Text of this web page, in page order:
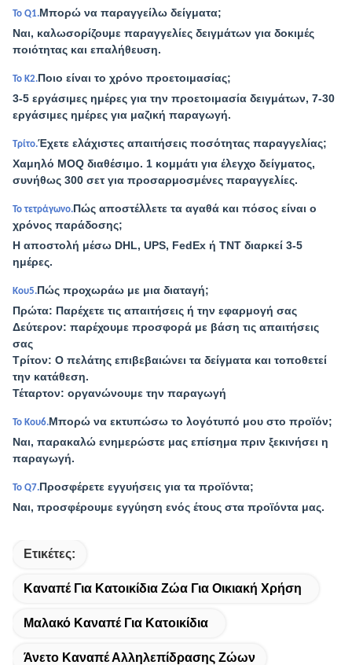
Το Q1.Μπορώ να παραγγείλω δείγματα;
Ναι, καλωσορίζουμε παραγγελίες δειγμάτων για δοκιμές
ποιότητας και επαλήθευση.
Το Κ2.Ποιο είναι το χρόνο προετοιμασίας;
3-5 εργάσιμες ημέρες για την προετοιμασία δειγμάτων, 7-30
εργάσιμες ημέρες για μαζική παραγωγή.
Τρίτο.Έχετε ελάχιστες απαιτήσεις ποσότητας παραγγελίας;
Χαμηλό MOQ διαθέσιμο. 1 κομμάτι για έλεγχο δείγματος,
συνήθως 300 σετ για προσαρμοσμένες παραγγελίες.
Το τετράγωνο.Πώς αποστέλλετε τα αγαθά και πόσος είναι ο
χρόνος παράδοσης;
Η αποστολή μέσω DHL, UPS, FedEx ή TNT διαρκεί 3-5
ημέρες.
Κου5.Πώς προχωράω με μια διαταγή;
Πρώτα: Παρέχετε τις απαιτήσεις ή την εφαρμογή σας
Δεύτερον: παρέχουμε προσφορά με βάση τις απαιτήσεις
σας
Τρίτον: Ο πελάτης επιβεβαιώνει τα δείγματα και τοποθετεί
την κατάθεση.
Τέταρτον: οργανώνουμε την παραγωγή
Το Κου6.Μπορώ να εκτυπώσω το λογότυπό μου στο προϊόν;
Ναι, παρακαλώ ενημερώστε μας επίσημα πριν ξεκινήσει η
παραγωγή.
Το Q7.Προσφέρετε εγγυήσεις για τα προϊόντα;
Ναι, προσφέρουμε εγγύηση ενός έτους στα προϊόντα μας.
Ετικέτες:
Καναπέ Για Κατοικίδια Ζώα Για Οικιακή Χρήση
Μαλακό Καναπέ Για Κατοικίδια
Άνετο Καναπέ Αλληλεπίδρασης Ζώων